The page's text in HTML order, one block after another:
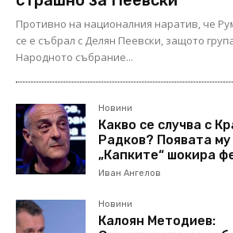
Противно на националния наратив, че
се е събрал с Делян Пеевски, защото
Народното събрание...
Новини
Какво се случва с
Радков? Появата му
„Капките“ шокира
Иван Ангелов
Новини
Калоян Методиев: